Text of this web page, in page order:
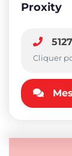
Proxity
Cliquer